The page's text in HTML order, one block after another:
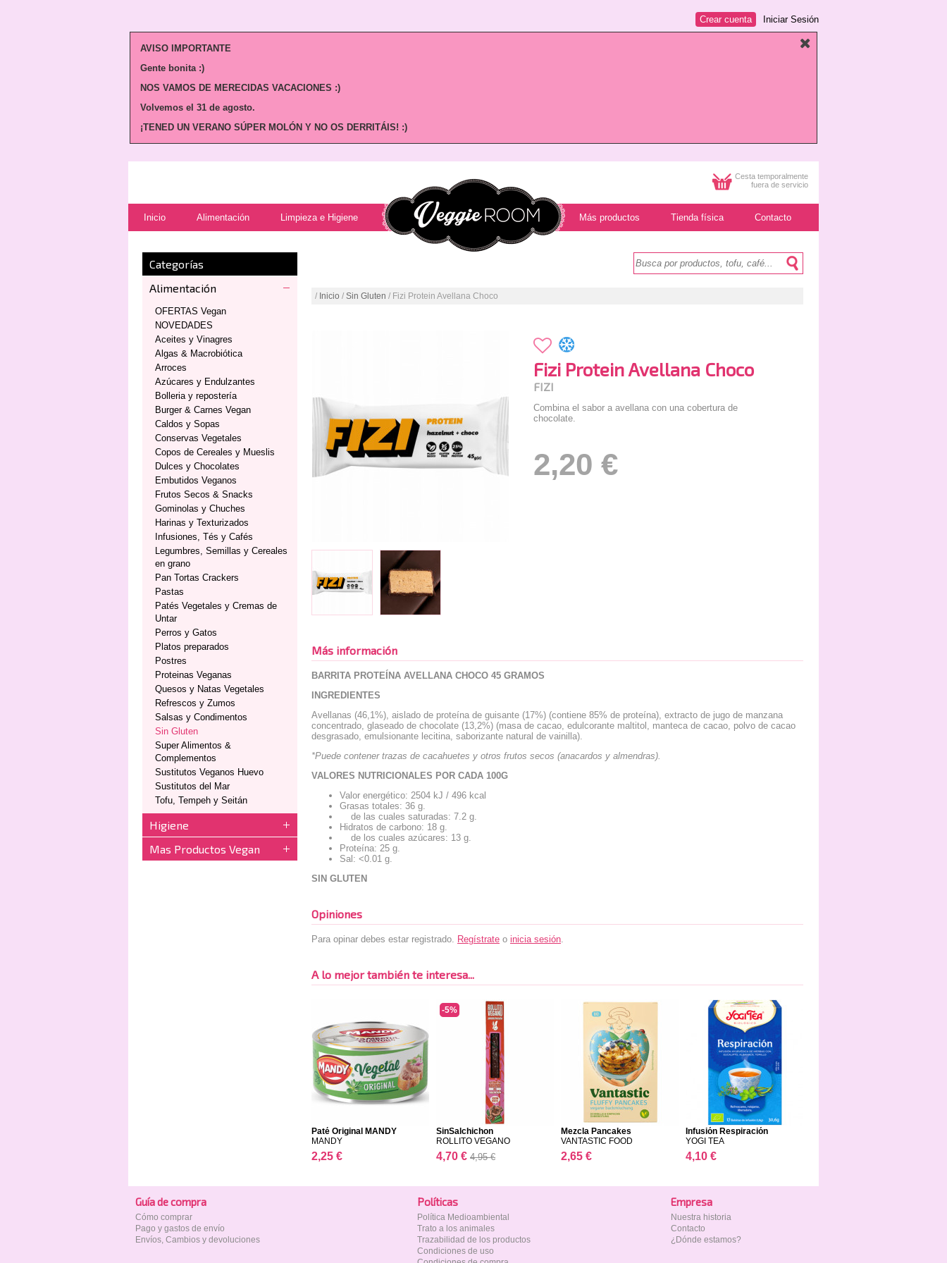
Iniciar Sesión
Crear cuenta
AVISO IMPORTANTE
Gente bonita :)
NOS VAMOS DE MERECIDAS VACACIONES :)
Volvemos el 31 de agosto.
¡TENED UN VERANO SÚPER MOLÓN Y NO OS DERRITÁIS! :)
Cesta temporalmente
fuera de servicio
Inicio Alimentación Limpieza e Higiene Más productos Tienda física Contacto
Categorías
Alimentación
OFERTAS Vegan
NOVEDADES
Aceites y Vinagres
Algas & Macrobiótica
Arroces
Azúcares y Endulzantes
Bolleria y repostería
Burger & Carnes Vegan
Caldos y Sopas
Conservas Vegetales
Copos de Cereales y Mueslis
Dulces y Chocolates
Embutidos Veganos
Frutos Secos & Snacks
Gominolas y Chuches
Harinas y Texturizados
Infusiones, Tés y Cafés
Legumbres, Semillas y Cereales
en grano
Pan Tortas Crackers
Pastas
Patés Vegetales y Cremas de
Untar
Perros y Gatos
Platos preparados
Postres
Proteinas Veganas
Quesos y Natas Vegetales
Refrescos y Zumos
Salsas y Condimentos
Sin Gluten
Super Alimentos &
Complementos
Sustitutos Veganos Huevo
Sustitutos del Mar
Tofu, Tempeh y Seitán
Higiene
Mas Productos Vegan
/ Inicio / Sin Gluten / Fizi Protein Avellana Choco
Fizi Protein Avellana Choco
FIZI
Combina el sabor a avellana con una cobertura de
chocolate.
2,20 €
Más información
BARRITA PROTEÍNA AVELLANA CHOCO 45 GRAMOS
INGREDIENTES
Avellanas (46,1%), aislado de proteína de guisante (17%) (contiene 85% de proteína), extracto de jugo de manzana
concentrado, glaseado de chocolate (13,2%) (masa de cacao, edulcorante maltitol, manteca de cacao, polvo de cacao
desgrasado, emulsionante lecitina, saborizante natural de vainilla).
*Puede contener trazas de cacahuetes y otros frutos secos (anacardos y almendras).
VALORES NUTRICIONALES POR CADA 100G
Valor energético: 2504 kJ / 496 kcal
Grasas totales: 36 g.
de las cuales saturadas: 7.2 g.
Hidratos de carbono: 18 g.
de los cuales azúcares: 13 g.
Proteína: 25 g.
Sal: <0.01 g.
SIN GLUTEN
Opiniones
Para opinar debes estar registrado. Regístrate o inicia sesión.
A lo mejor también te interesa...
Paté Original MANDY
MANDY
2,25 €
SinSalchichon
ROLLITO VEGANO
4,70 € 4,95 €
-5%
Mezcla Pancakes
VANTASTI...
VANTASTIC FOOD
2,65 €
Infusión Respiración
YOGI TEA
4,10 €
Guía de compra
Cómo comprar
Pago y gastos de envío
Envíos, Cambios y devoluciones
Polí­ticas
Política Medioambiental
Trato a los animales
Trazabilidad de los productos
Condiciones de uso
Empresa
Nuestra historia
Contacto
¿Dónde estamos?